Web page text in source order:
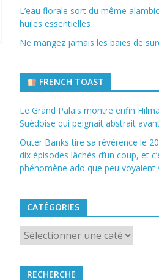
L’eau florale sort du même
huiles essentielles
Ne mangez jamais les baies de
FRENCH TOAST
Le Grand Palais montre enfin
Suédoise qui peignait abstrait
Outer Banks tire sa révérence le
dix épisodes lâchés d’un coup, et
phénomène ado que peu voyaient
CATÉGORIES
Catégories
RECHERCHE